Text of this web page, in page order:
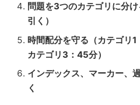
問題を3つのカテゴリに分
引く）
時間配分を守る（カテゴリ1
カテゴリ3：45分）
インデックス、マーカー、
く